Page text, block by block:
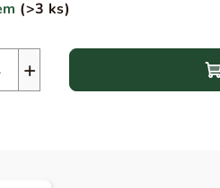
(>3 ks)
+